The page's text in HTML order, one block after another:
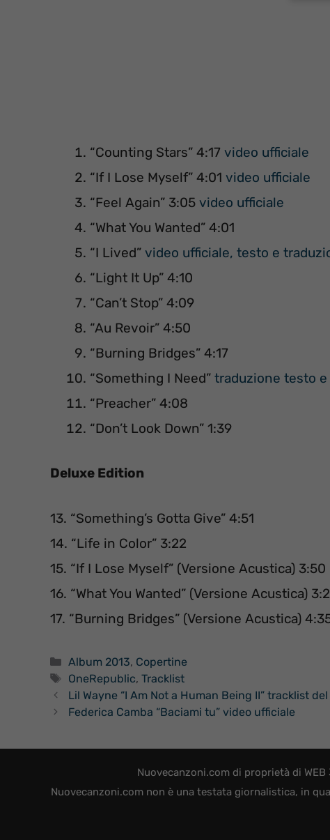
“Counting Stars” 4:17 video ufficiale
“If I Lose Myself” 4:01 video ufficiale
“Feel Again” 3:05 video ufficiale
“What You Wanted” 4:01
“I Lived” video ufficiale, testo e
“Light It Up” 4:10
“Can’t Stop” 4:09
“Au Revoir” 4:50
“Burning Bridges” 4:17
“Something I Need” traduzione testo
“Preacher” 4:08
“Don’t Look Down” 1:39
Deluxe Edition
13. “Something’s Gotta Give” 4:51
14. “Life in Color” 3:22
15. “If I Lose Myself” (Versione Acustica) 3:50
16. “What You Wanted” (Versione Acustica)
17. “Burning Bridges” (Versione Acustica)
Categorie
Album 2013, Copertine
Tag
OneRepublic, Tracklist
Lil Wayne “I Am Not a Human Being II” tracklist
Federica Camba “Baciami tu” video ufficiale
Nuovecanzoni.com di proprietà di WEB
Nuovecanzoni.com non è una testata giornalistica, in